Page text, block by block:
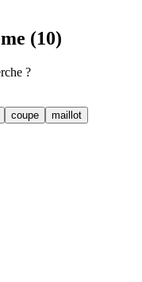
(10)
?
coupe
maillot